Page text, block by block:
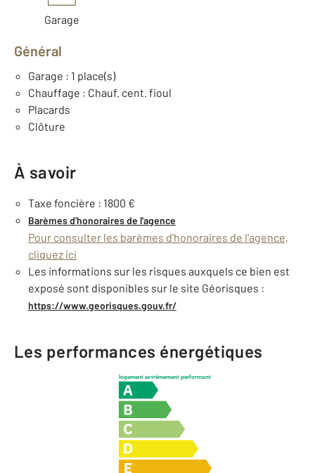
Garage
Général
Garage : 1 place(s)
Chauffage : Chauf. cent. fioul
Placards
Clôture
À savoir
Taxe foncière : 1800 €
Barèmes d'honoraires de l'agence
Pour consulter les barèmes d'honoraires de l'agence,
cliquez ici
Les informations sur les risques auxquels ce bien est
exposé sont disponibles sur le site Géorisques :
https://www.georisques.gouv.fr/
Les performances énergétiques
logement extrêmement performant